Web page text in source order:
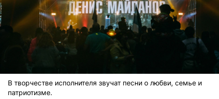
В творчестве исполнителя звучат песни о любви, семье и
патриотизме.